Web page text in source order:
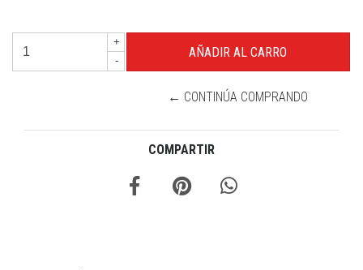
+
-
← CONTINÚA COMPRANDO
COMPARTIR